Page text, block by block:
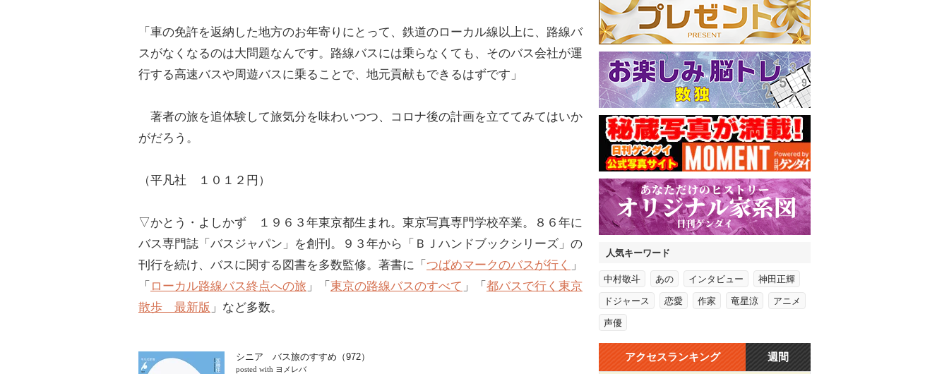
「車の免許を返納した地方のお年寄りにとって、鉄道のローカル線以上に、路線バ
スがなくなるのは大問題なんです。路線バスには乗らなくても、そのバス会社が運
行する高速バスや周遊バスに乗ることで、地元貢献もできるはずです」
著者の旅を追体験して旅気分を味わいつつ、コロナ後の計画を立ててみてはいか
がだろう。
（平凡社 １０１２円）
▽かとう・よしかず １９６３年東京都生まれ。東京写真専門学校卒業。８６年に
バス専門誌「バスジャパン」を創刊。９３年から「ＢＪハンドブックシリーズ」の
刊行を続け、バスに関する図書を多数監修。著書に「 つばめマークのバスが行く
」
「 ローカル路線バス終点への旅 」「 東京の路線バスのすべて 」「 都バスで行く東京
散歩 最新版 」など多数。
シニア バス旅のすすめ（972）
posted with ヨメレバ
人気キーワード
中村敬斗 あの インタビュー 神田正輝
ドジャース 恋愛 作家 竜星涼 アニメ
声優
アクセスランキング 週間